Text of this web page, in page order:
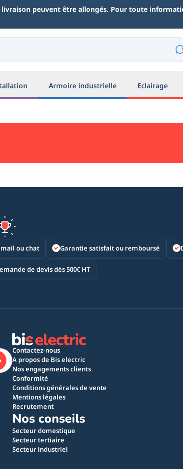
peuvent être allongés. Pour toute
Armoire industrielle Eclairage
ou chat Garantie satisfait ou remboursé
de devis dès 500€ HT
Contactez-nous
A propos de Bis electric
Nos engagements clients
Conformité
Conditions générales de vente
Mentions légales
Recrutement
Nos conseils
Secteur domestique
Secteur tertiaire
Secteur industriel